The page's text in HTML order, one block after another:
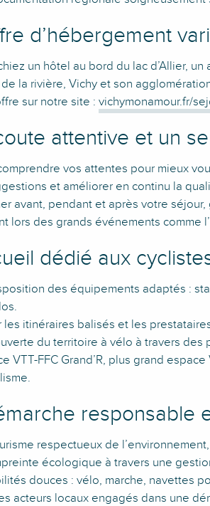
d’hébergement
un hôtel au bord du lac d’Allier,
la rivière, Vichy et son
sur notre site : vichymonamour.fr/
attentive et un
vos attentes pour mieux
et améliorer en continu la
avant, pendant et après votre
lors des grands événements comme
dédié aux
des équipements adaptés :
les itinéraires balisés et les
du territoire à vélo à travers
VTT-FFC Grand’R, plus grand
responsable
respectueux de
écologique à travers une
douces : vélo, marche, navettes
acteurs locaux engagés dans une